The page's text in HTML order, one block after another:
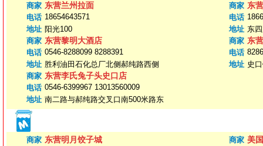
商家 东营兰州拉面
电话 18654643571
地址 阳光100
商家 东
电话
地址 东
商家 东营黎明大酒店
电话 0546-8288099 8288391
地址 胜利油田石化总厂北侧郝纯路西侧
商家 东
电话
地址 史
商家 东营李氏兔子头史口店
电话 0546-6399967 13013560009
地址 南二路与郝纯路交叉口南500米路东
商家 东营明月饺子城 商家 美